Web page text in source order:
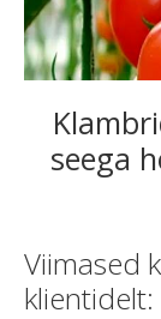
seega
Viimased
klientidelt: